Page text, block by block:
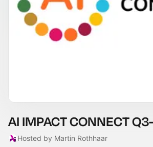
AI IMPACT CONNECT
Hosted by Martin Rothhaar